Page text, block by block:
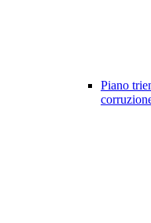
Piano